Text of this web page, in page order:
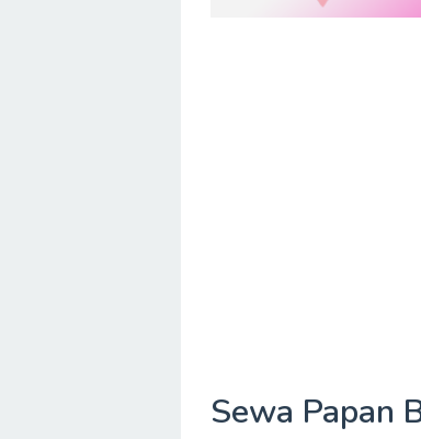
Sewa Papan